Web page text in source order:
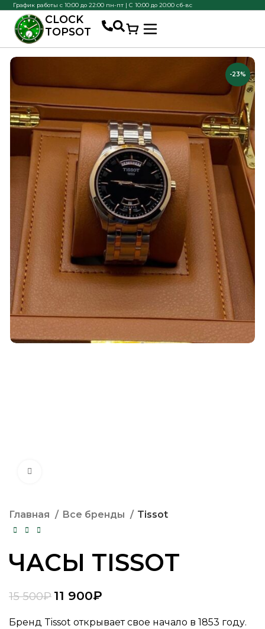
График работы с 10:00 до 22:00 пн-пт | С 10:00 до 20:00 сб-вс
CLOCK
TOPSOT
-23%
Главная Все бренды Tissot
ЧАСЫ TISSOT
15 500₽ 11 900₽
Бренд Tissot открывает свое начало в 1853 году.